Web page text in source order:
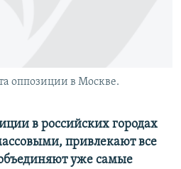
оппозиции в Москве.
в российских городах
привлекают все
уже самые